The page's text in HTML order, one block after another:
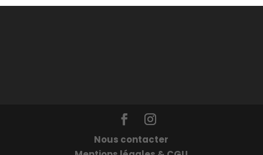
Nous contacter